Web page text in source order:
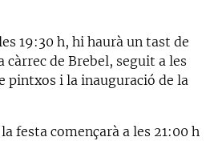
19:30 h, hi haurà un tast de
càrrec de Brebel, seguit a les
pintxos i la inauguració de la
festa començarà a les 21:00 h